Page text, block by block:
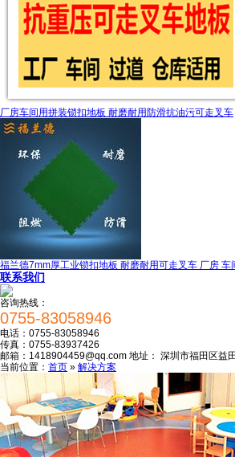
厂房车间用拼装锁扣地板 耐磨耐用防滑抗油污可走叉车
福兰德7mm厚工业锁扣地板 耐磨耐用可走叉车 厂房 车
联系我们
咨询热线：
0755-83058946
电话： 0755-83058946
传真： 0755-83937426
邮箱： 1418904459@qq.com 地址： 深圳市福田区益
当前位置： 首页 » 解决方案